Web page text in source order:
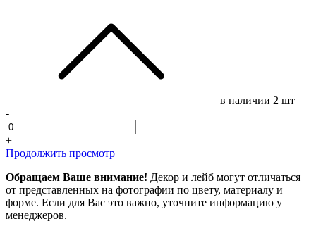
в наличии 2 шт
-
+
Продолжить просмотр
Обращаем Ваше внимание! Декор и лейб могут отличаться
от представленных на фотографии по цвету, материалу и
форме. Если для Вас это важно, уточните информацию у
менеджеров.